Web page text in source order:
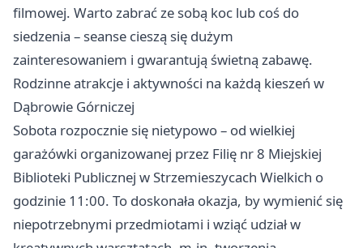
filmowej. Warto zabrać ze sobą koc lub coś do
siedzenia – seanse cieszą się dużym
zainteresowaniem i gwarantują świetną zabawę.
Rodzinne atrakcje i aktywności na każdą kieszeń w
Dąbrowie Górniczej
Sobota rozpocznie się nietypowo – od wielkiej
garażówki organizowanej przez Filię nr 8 Miejskiej
Biblioteki Publicznej w Strzemieszycach Wielkich o
godzinie 11:00. To doskonała okazja, by wymienić się
niepotrzebnymi przedmiotami i wziąć udział w